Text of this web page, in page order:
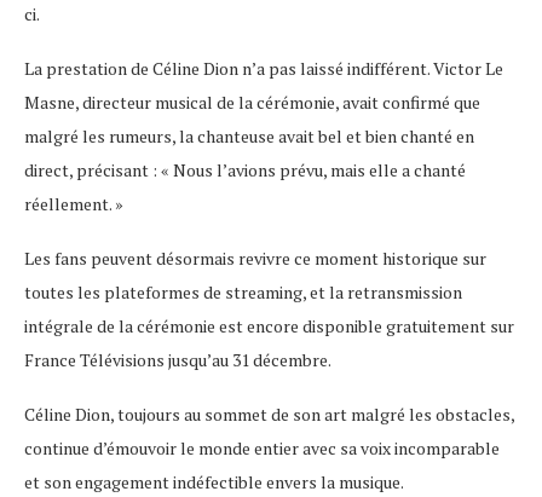
ci.
La prestation de Céline Dion n’a pas laissé indifférent. Victor Le
Masne, directeur musical de la cérémonie, avait confirmé que
malgré les rumeurs, la chanteuse avait bel et bien chanté en
direct, précisant : « Nous l’avions prévu, mais elle a chanté
réellement. »
Les fans peuvent désormais revivre ce moment historique sur
toutes les plateformes de streaming, et la retransmission
intégrale de la cérémonie est encore disponible gratuitement sur
France Télévisions jusqu’au 31 décembre.
Céline Dion, toujours au sommet de son art malgré les obstacles,
continue d’émouvoir le monde entier avec sa voix incomparable
et son engagement indéfectible envers la musique.